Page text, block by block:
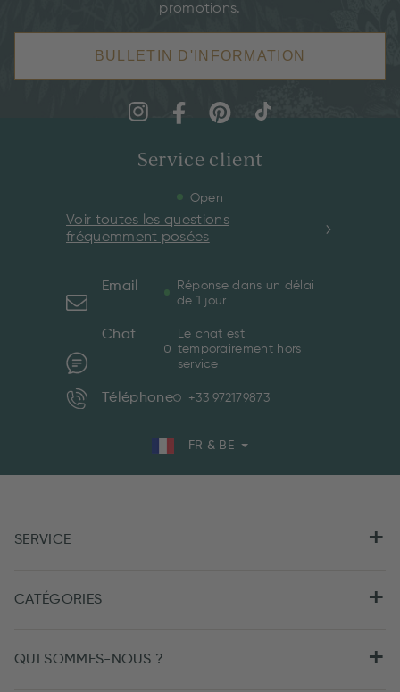
promotions.
BULLETIN D'INFORMATION
Service client
Open
Voir toutes les questions
fréquemment posées
Email
Réponse dans un délai
de 1 jour
Chat
Le chat est
temporairement hors
service
Téléphone +33 972179873
FR & BE
SERVICE
CATÉGORIES
QUI SOMMES-NOUS ?